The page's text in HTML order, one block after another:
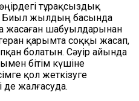
тұрақсыздық
Биыл жылдың басында
жасаған шабуылдарынан
қарымта соққы жасап,
болатын. Сәуір айында
бітім күшіне
қол жеткізуге
де жалғасуда.